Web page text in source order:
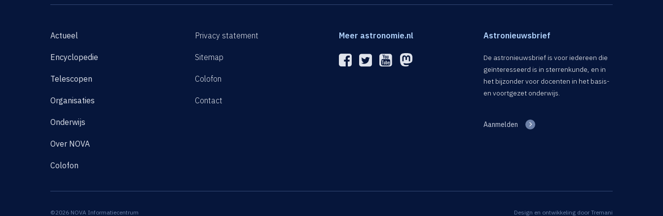
Actueel
Encyclopedie
Telescopen
Organisaties
Onderwijs
Over NOVA
Colofon
Privacy statement
Sitemap
Colofon
Contact
Meer astronomie.nl Astronieuwsbrief
De astronieuwsbrief is voor iedereen die
geïnteresseerd is in sterrenkunde, en in
het bijzonder voor docenten in het basis-
en voortgezet onderwijs.
Aanmelden
©2026 NOVA Informatiecentrum Design en ontwikkeling door Tremani